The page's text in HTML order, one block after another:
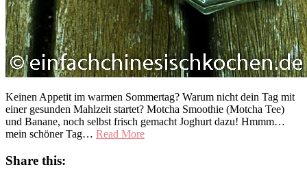
Keinen Appetit im warmen Sommertag? Warum nicht dein Tag mit
einer gesunden Mahlzeit startet? Motcha Smoothie (Motcha Tee)
und Banane, noch selbst frisch gemacht Joghurt dazu! Hmmm…
mein schöner Tag… Read More
Share this: